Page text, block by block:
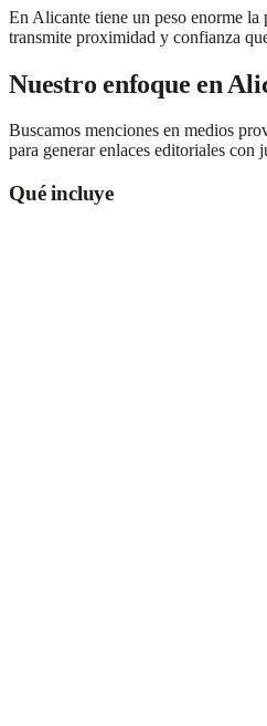
En Alicante tiene un peso enorme
transmite proximidad y confianza
Nuestro enfoque en
Buscamos menciones en medios
para generar enlaces editoriales con
Qué incluye